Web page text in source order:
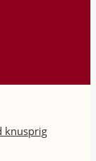
knusprig